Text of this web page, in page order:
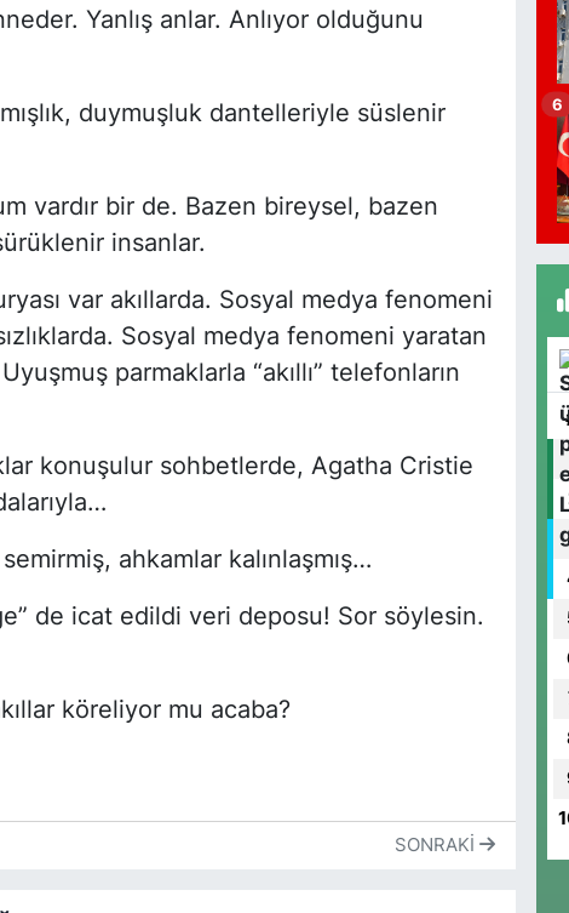
Yanlış anlar. Anlıyor olduğunu
duymuşluk dantelleriyle süslenir
vardır bir de. Bazen bireysel, bazen
insanlar.
var akıllarda. Sosyal medya fenomeni
Sosyal medya fenomeni yaratan
parmaklarla “akıllı” telefonların
konuşulur sohbetlerde, Agatha Cristie
ahkamlar kalınlaşmış…
de icat edildi veri deposu! Sor söylesin.
köreliyor mu acaba?
SONRAKI
6